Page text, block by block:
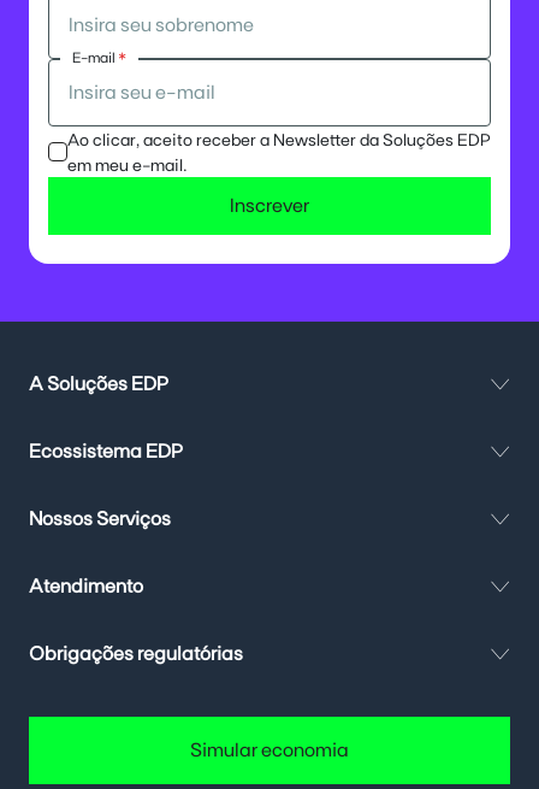
E-mail *
Ao clicar, aceito receber a Newsletter da Soluções EDP
em meu e-mail.
Inscrever
A Soluções EDP
Ecossistema EDP
Nossos Serviços
Atendimento
Obrigações regulatórias
Simular economia